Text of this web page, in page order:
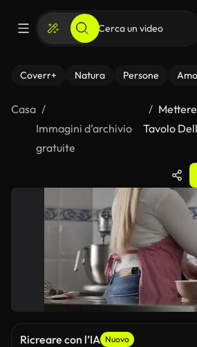
Coverr+ Natura Persone
Casa
Immagini d’archivio
gratuite
Tavolo
Ricreare con l’IA Nuovo